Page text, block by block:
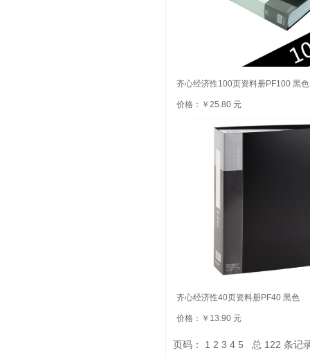
齐心经济性100页资料册PF100 黑色
价格：￥25.80 元
齐心经济性40页资料册PF40 黑色
价格：￥13.90 元
页码： 1 2 3 4 5 总 122 条记